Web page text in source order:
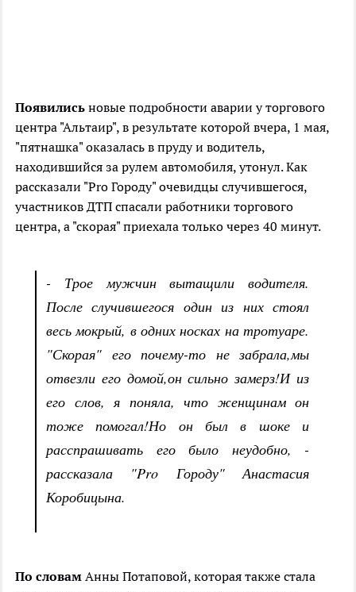
Появились новые подробности аварии у торгового
центра "Альтаир", в результате которой вчера, 1 мая,
"пятнашка" оказалась в пруду и водитель,
находившийся за рулем автомобиля, утонул. Как
рассказали "Pro Городу" очевидцы случившегося,
участников ДТП спасали работники торгового
центра, а "скорая" приехала только через 40 минут.
- Трое мужчин вытащили водителя.
После случившегося один из них стоял
весь мокрый, в одних носках на тротуаре.
"Скорая" его почему-то не забрала,мы
отвезли его домой,он сильно замерз!И из
его слов, я поняла, что женщинам он
тоже помогал!Но он был в шоке и
расспрашивать его было неудобно, -
рассказала "Pro Городу" Анастасия
Коробицына.
По словам Анны Потаповой, которая также стала